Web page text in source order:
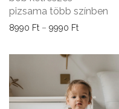
pizsama több színben
8990 Ft – 9990 Ft